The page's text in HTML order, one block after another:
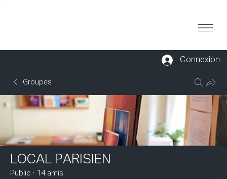
Groupes
LOCAL PARISIEN
Public · 14 amis
Connexion